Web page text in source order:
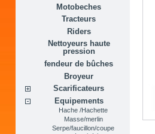
Motobeches
Tracteurs
Riders
Nettoyeurs haute
pression
fendeur de bûches
Broyeur
Scarificateurs
Equipements
Hache /Hachette
Masse/merlin
Serpe/faucillon/coupe